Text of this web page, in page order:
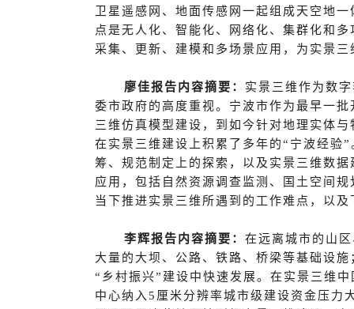
卫星遥感网、地面传感网一起组成天空地
点是无人化、智能化、网络化、集群化和
采集、更新、建模和多场景应用，为实景
廖佳报告内容摘要： 实景三维作为数
委市政府的高度重视。宁波市作为最早一
三维仿真模型建设，到如今针对地理实体
在实景三维建设上积累了多年的“宁波经验
筹、规范制定上的探索，以及实景三维数
应用，包括自然资源调查监测、国土空间
当下推进实景三维所遇到的工作难点，以
李辉报告内容摘要： 在远离城市的山
大量的大坝、公路、铁路、桥梁等基础设
“乡村振兴”建设中快速发展。在实景三维
中心纳入5厘米分辨率城市级建设资金压力